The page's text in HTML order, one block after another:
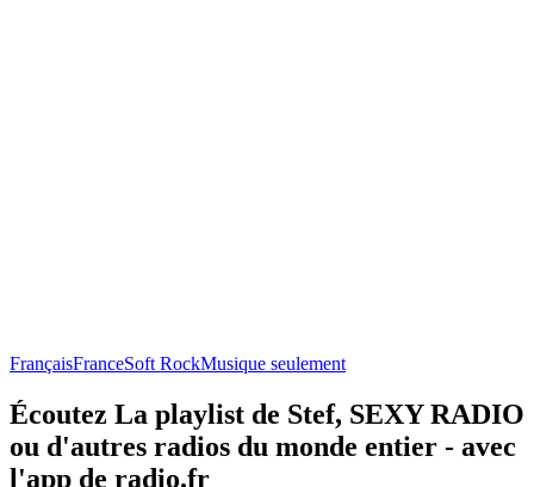
FrançaisFranceSoft RockMusique seulement
Écoutez La playlist de Stef, SEXY RADIO
ou d'autres radios du monde entier - avec
l'app de radio.fr